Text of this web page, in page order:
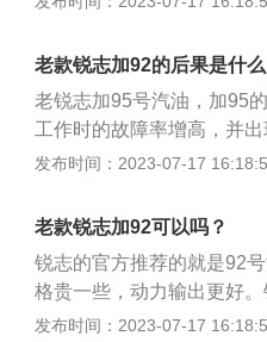
健。老款锐志的方向盘就
一亮。独创的贯穿式金属
出较强的科技感，物理旋
不会像钢琴烤漆面料一样
老款锐志加92的后果是什么
老锐志加95号汽油，加95
工作时的故障率增高，并
析：通常情况下，车辆油
车子不能加92号油。不同
是衡量一款油品的重要指
缩比比较低），95号汽油
时应采用高辛烷值汽油。
混合物相等的汽油，98号
发布时间：2023-07-17
老款锐志加92可以吗？
锐志的官方推荐的就是92
格贵一些，动力输出更好
92号油还没有达到压缩比
发布时间：2023-07-17